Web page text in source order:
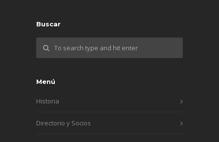
Buscar
Menú
Historia
Directorio y Socios